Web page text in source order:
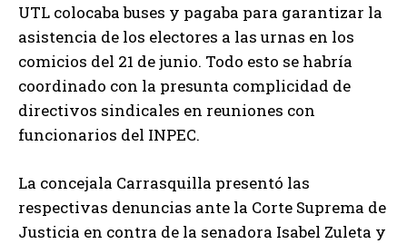
UTL colocaba buses y pagaba para garantizar la
asistencia de los electores a las urnas en los
comicios del 21 de junio. Todo esto se habría
coordinado con la presunta complicidad de
directivos sindicales en reuniones con
funcionarios del INPEC.
La concejala Carrasquilla presentó las
respectivas denuncias ante la Corte Suprema de
Justicia en contra de la senadora Isabel Zuleta y